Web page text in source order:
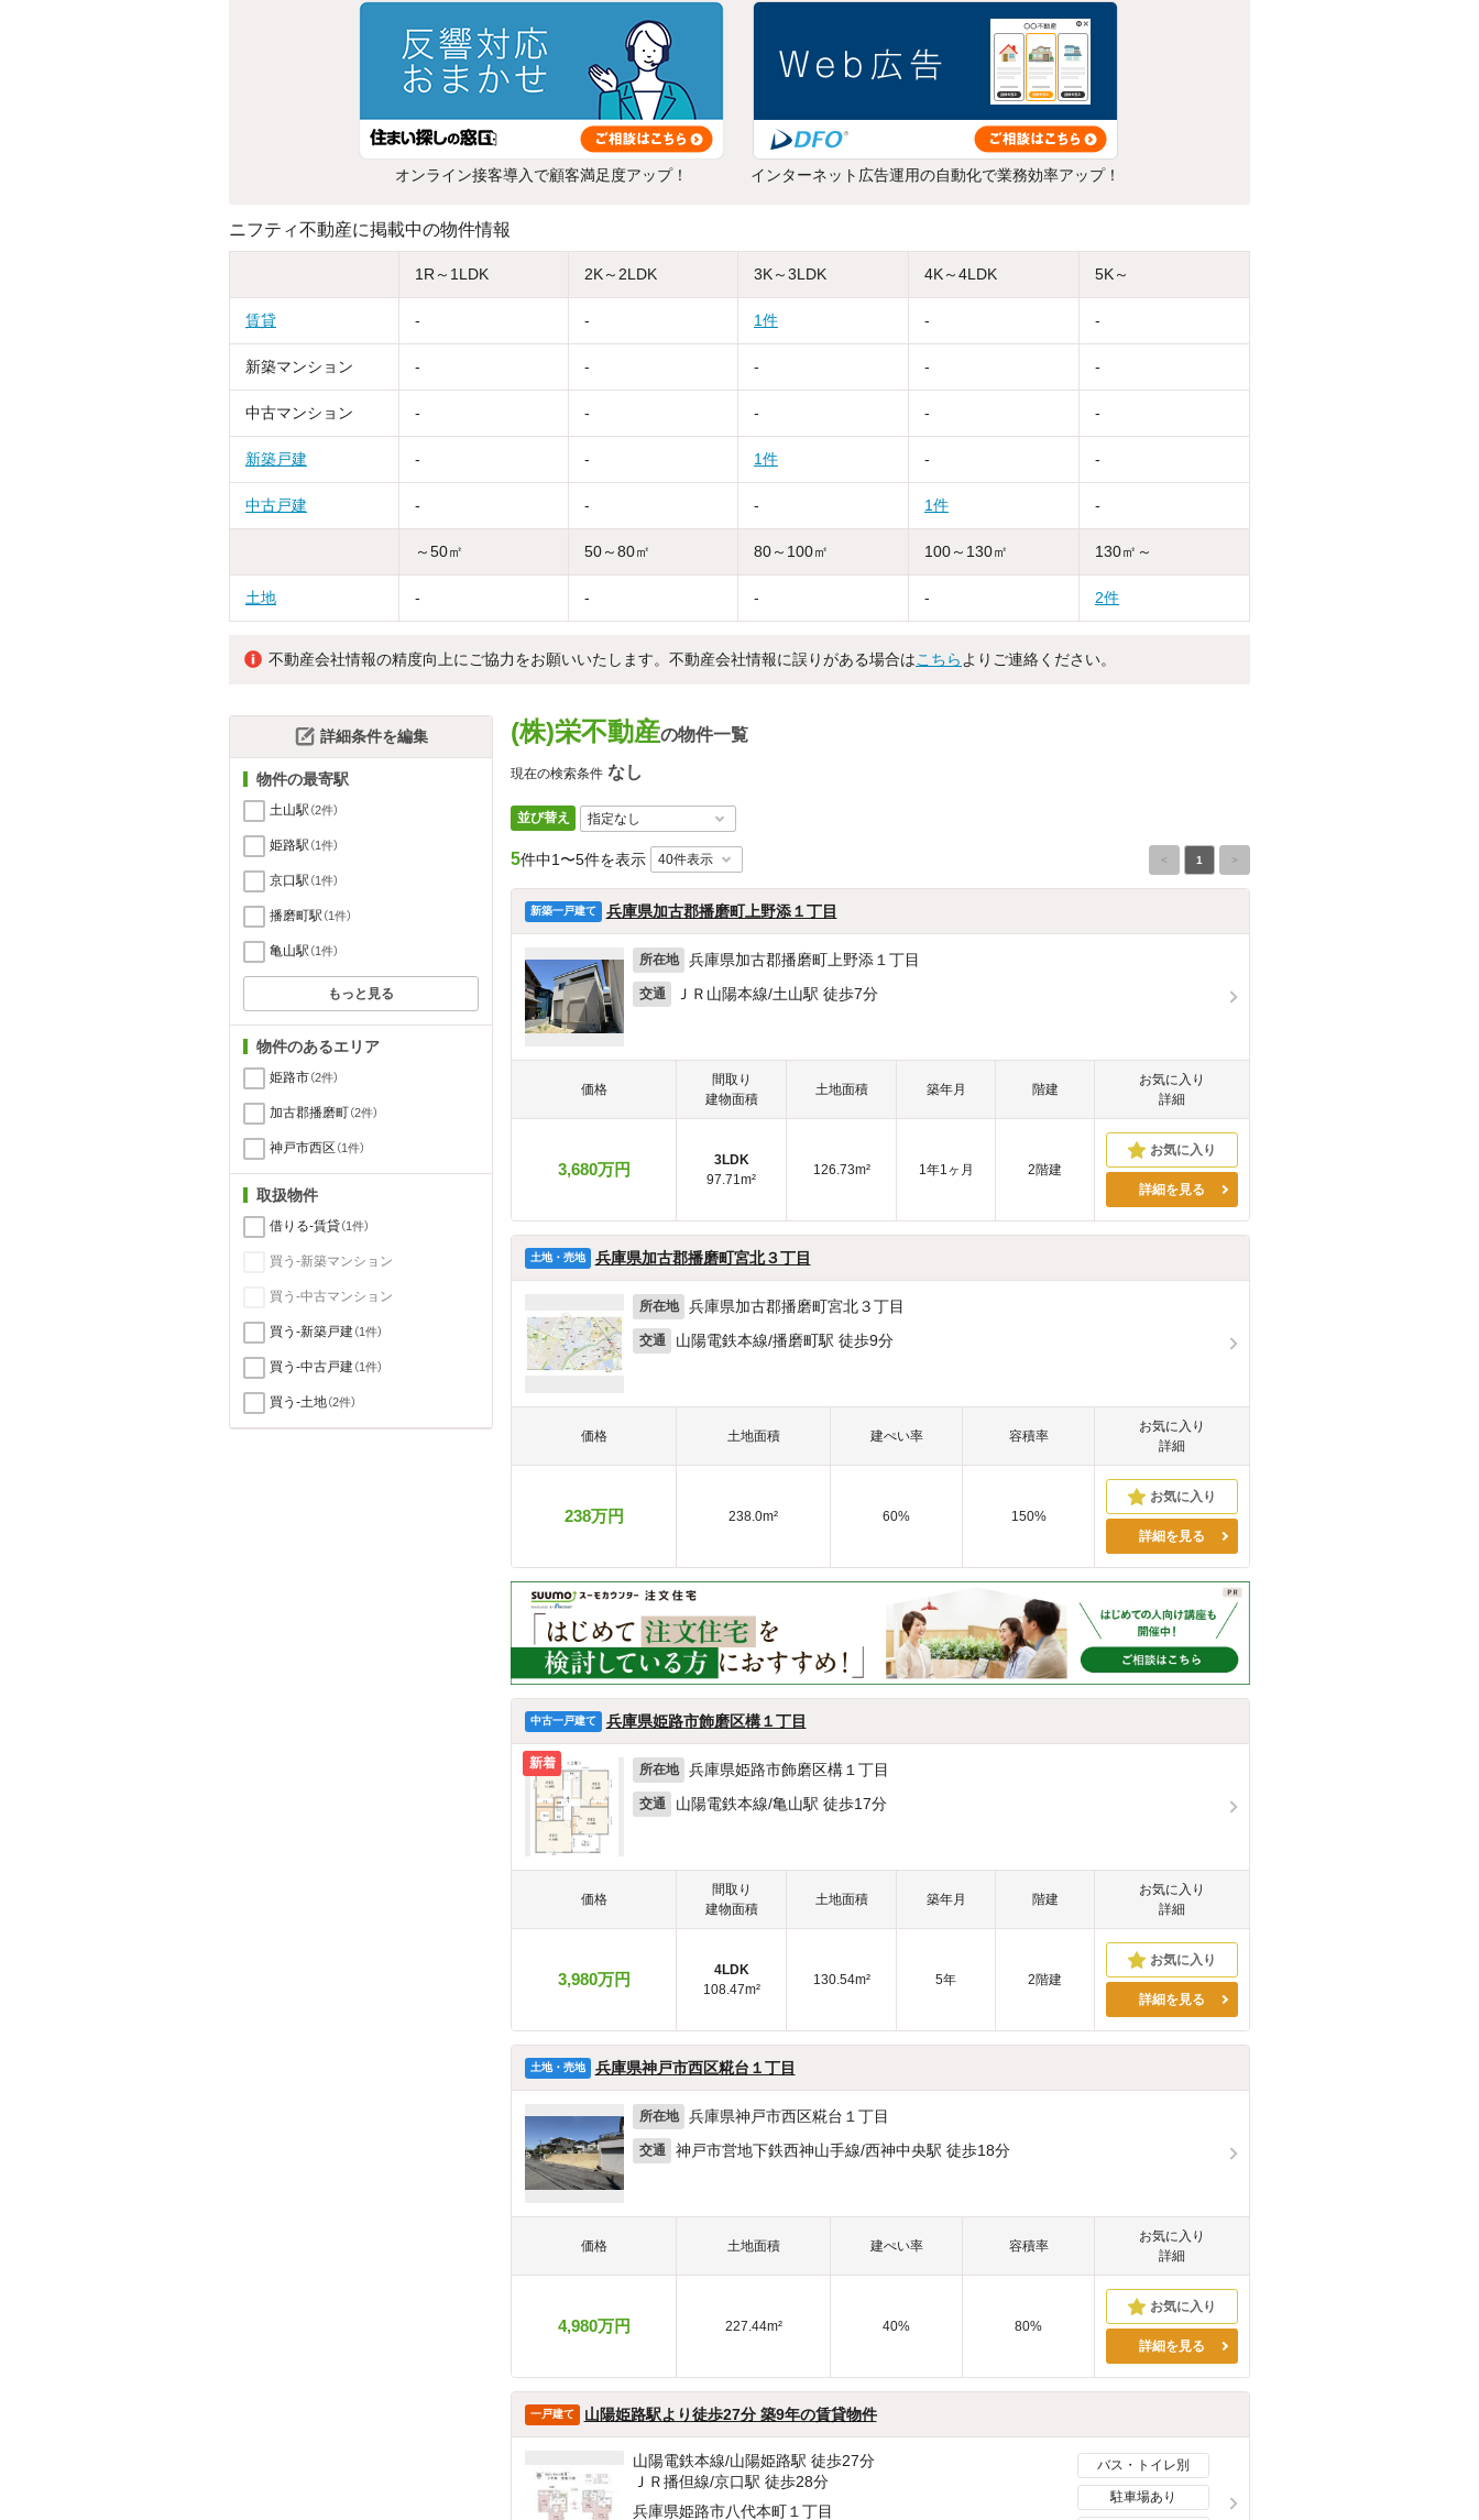
オンライン接客導入で顧客満足度アップ！ インターネット広告運用の自動化で業務効率アップ！
ニフティ不動産に掲載中の物件情報
1R～1LDK 2K～2LDK 3K～3LDK 4K～4LDK 5K～
賃貸 - - 1件 - -
新築マンション - - - - -
中古マンション - - - - -
新築戸建 - - 1件 - -
中古戸建 - - - 1件 -
～50㎡ 50～80㎡ 80～100㎡ 100～130㎡ 130㎡～
土地 - - - - 2件
不動産会社情報の精度向上にご協力をお願いいたします。不動産会社情報に誤りがある場合はこちら よりご連絡ください。
(株)栄不動産の物件一覧
現在の検索条件 なし
並び替え
5件中1〜5件を表示 < 1 >
新築一戸建て 兵庫県加古郡播磨町上野添１丁目
所在地 兵庫県加古郡播磨町上野添１丁目
交通 ＪＲ山陽本線/土山駅 徒歩7分
価格
間取り
建物面積
土地面積 築年月 階建
お気に入り
詳細
3,680万円
3LDK
97.71m²
126.73m² 1年1ヶ月
2階建
詳細を見る
土地・売地 兵庫県加古郡播磨町宮北３丁目
所在地 兵庫県加古郡播磨町宮北３丁目
交通 山陽電鉄本線/播磨町駅 徒歩9分
価格 土地面積 建ぺい率 容積率
お気に入り
詳細
238万円 238.0m² 60%
150%
詳細を見る
中古一戸建て 兵庫県姫路市飾磨区構１丁目
新着 所在地 兵庫県姫路市飾磨区構１丁目
交通 山陽電鉄本線/亀山駅 徒歩17分
価格
間取り
建物面積
土地面積 築年月 階建
お気に入り
詳細
3,980万円
4LDK
108.47m²
130.54m² 5年
2階建
詳細を見る
土地・売地 兵庫県神戸市西区糀台１丁目
所在地 兵庫県神戸市西区糀台１丁目
交通 神戸市営地下鉄西神山手線/西神中央駅 徒歩18分
価格 土地面積 建ぺい率 容積率
お気に入り
詳細
4,980万円 227.44m² 40%
80%
詳細を見る
一戸建て 山陽姫路駅より徒歩27分 築9年の賃貸物件
山陽電鉄本線/山陽姫路駅 徒歩27分
ＪＲ播但線/京口駅 徒歩28分
兵庫県姫路市八代本町１丁目
バス・トイレ別
駐車場あり
詳細条件を編集
物件の最寄駅
土山駅 （2件）
姫路駅 （1件）
京口駅 （1件）
播磨町駅 （1件）
亀山駅 （1件）
もっと見る
物件のあるエリア
姫路市（2件）
加古郡播磨町（2件）
神戸市西区 （1件）
取扱物件
借りる-賃貸（1件）
買う-新築マンション
買う-中古マンション
買う-新築戸建（1件）
買う-中古戸建（1件）
買う-土地（2件）